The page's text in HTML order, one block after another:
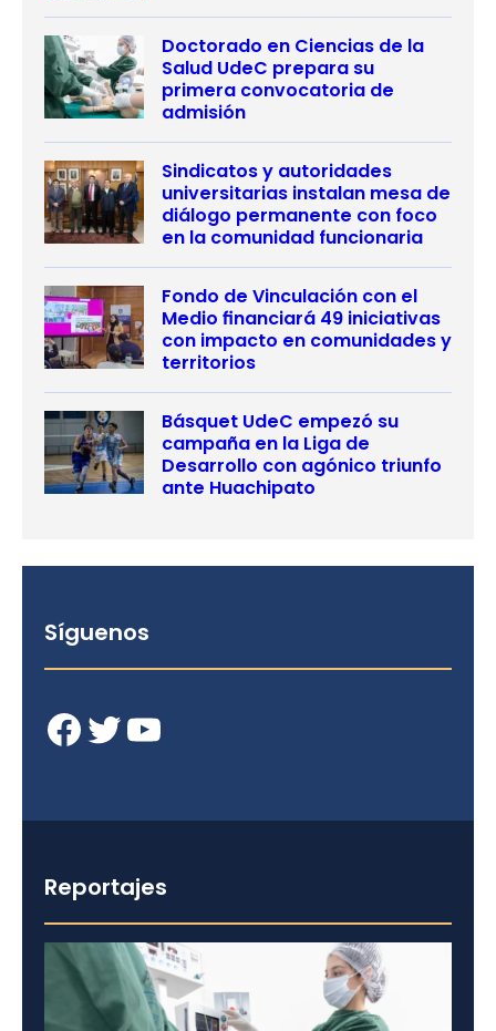
Doctorado en Ciencias de la
Salud UdeC prepara su
primera convocatoria de
admisión
Sindicatos y autoridades
universitarias instalan mesa de
diálogo permanente con foco
en la comunidad funcionaria
Fondo de Vinculación con el
Medio financiará 49 iniciativas
con impacto en comunidades y
territorios
Básquet UdeC empezó su
campaña en la Liga de
Desarrollo con agónico triunfo
ante Huachipato
Síguenos
Facebook Twitter YouTube
Reportajes